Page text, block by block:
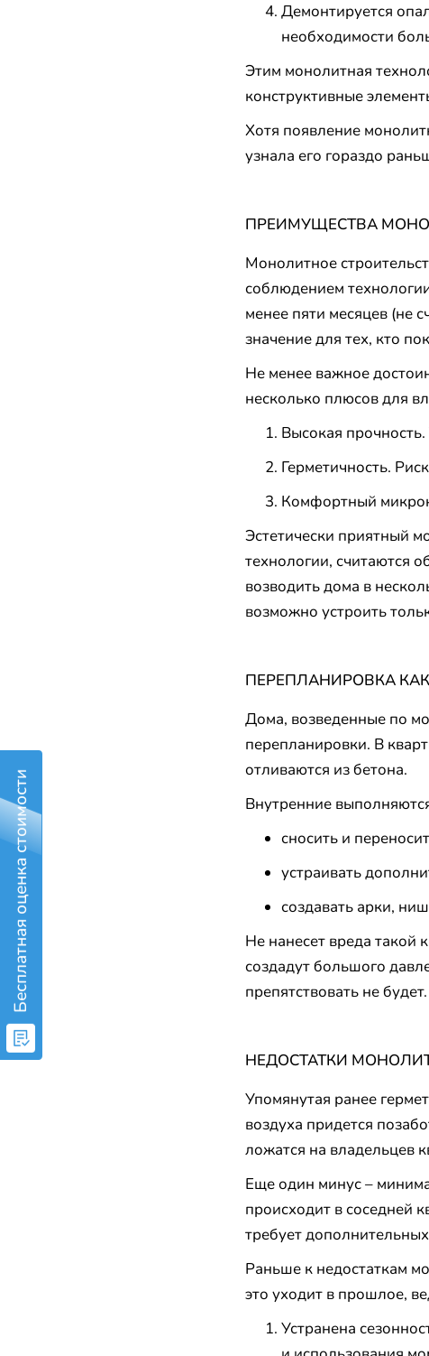
Демонтируется
необходимости
Этим монолитная
конструктивные
Хотя появление
узнала его гораздо
ПРЕИМУЩЕСТВА
Монолитное
соблюдением
менее пяти месяцев (не
значение для тех, кто
Не менее важное
несколько плюсов для
Высокая
Герметичность.
Комфортный
Эстетически приятный
технологии, считаются
возводить дома в
возможно устроить
ПЕРЕПЛАНИРОВКА
Дома, возведенные по
перепланировки. В
отливаются из бетона.
Внутренние
сносить и
устраивать
создавать арки,
Не нанесет вреда такой
создадут большого
препятствовать не будет.
НЕДОСТАТКИ
Упомянутая ранее
воздуха придется
ложатся на владельцев
Еще один минус –
происходит в соседней
требует
Раньше к недостаткам
это уходит в прошлое,
Устранена
Бесплатная оценка стоимости